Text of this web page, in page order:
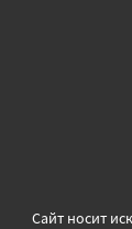
Сайт носит